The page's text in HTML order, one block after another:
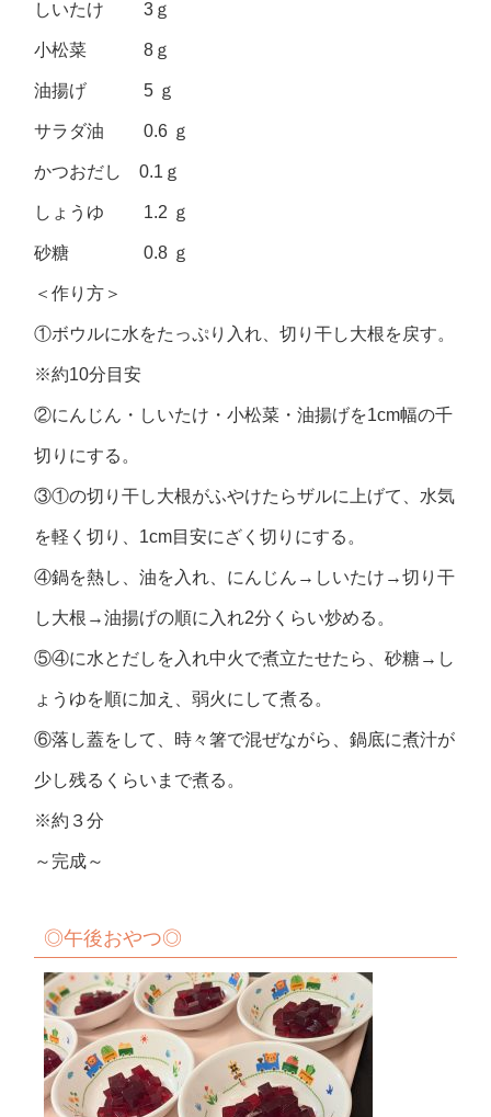
しいたけ 3ｇ
小松菜 8ｇ
油揚げ 5 ｇ
サラダ油 0.6 ｇ
かつおだし 0.1ｇ
しょうゆ 1.2 ｇ
砂糖 0.8 ｇ
＜作り方＞
①ボウルに水をたっぷり入れ、切り干し大根を戻す。
※約10分目安
②にんじん・しいたけ・小松菜・油揚げを1cm幅の千
切りにする。
③①の切り干し大根がふやけたらザルに上げて、水気
を軽く切り、1cm目安にざく切りにする。
④鍋を熱し、油を入れ、にんじん→しいたけ→切り干
し大根→油揚げの順に入れ2分くらい炒める。
⑤④に水とだしを入れ中火で煮立たせたら、砂糖→し
ょうゆを順に加え、弱火にして煮る。
⑥落し蓋をして、時々箸で混ぜながら、鍋底に煮汁が
少し残るくらいまで煮る。
※約３分
～完成～
◎午後おやつ◎